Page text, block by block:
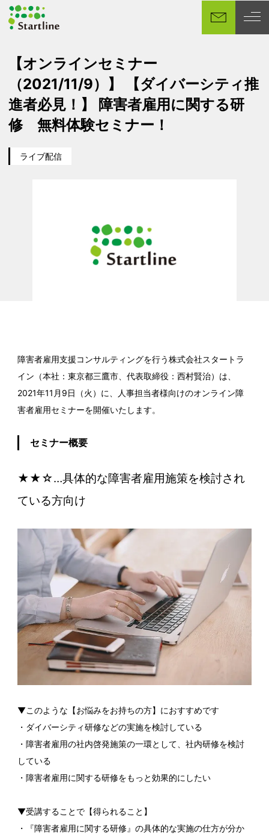
イ
ツ
へ
【オンラインセミナー
（2021/11/9）】 【ダイバーシティ推
進者必見！】 障害者雇用に関する研
修 無料体験セミナー！
カテゴリー
ライブ配信
障害者雇用支援コンサルティングを行う株式会社スタートラ
イン（本社：東京都三鷹市、代表取締役：西村賢治）は、
2021年11月9日（火）に、人事担当者様向けのオンライン障
害者雇用セミナーを開催いたします。
セミナー概要
★★☆…具体的な障害者雇用施策を検討され
ている方向け
▼このような【お悩みをお持ちの方】におすすめです
・ダイバーシティ研修などの実施を検討している
・障害者雇用の社内啓発施策の一環として、社内研修を検討
している
・障害者雇用に関する研修をもっと効果的にしたい
▼受講することで【得られること】
・『障害者雇用に関する研修』の具体的な実施の仕方が分か